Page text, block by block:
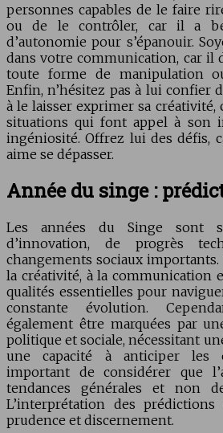
personnes capables de le faire
ou de le contrôler, car il a
d’autonomie pour s’épanouir.
dans votre communication, car il
toute forme de manipulation
Enfin, n’hésitez pas à lui confier
à le laisser exprimer sa créativité,
situations qui font appel à son
ingéniosité. Offrez lui des défis,
aime se dépasser.
Année du singe :
Les années du Singe sont
d’innovation, de progrès
changements sociaux
la créativité, à la communication
qualités essentielles pour
constante évolution.
également être marquées par
politique et sociale, nécessitant
une capacité à anticiper les
important de considérer que
tendances générales et non
L’interprétation des
prudence et discernement.